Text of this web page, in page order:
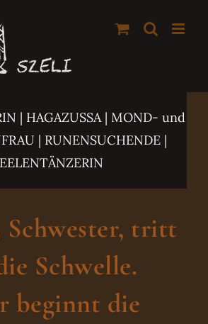
| HAGAZUSSA | MOND- und
| RUNENSUCHENDE |
Schwester, tritt
Schwelle.
beginnt die